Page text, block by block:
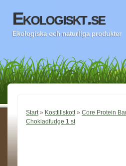
Ekologiskt.se
Ekologiska och naturliga produkter
Start» Kosttillskott» Core Protein
Chokladfudge 1 st